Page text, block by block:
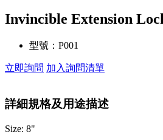
Invincible Extension
型號： P001
立即詢問 加入詢問清單
詳細規格及用途描述
Size: 8"